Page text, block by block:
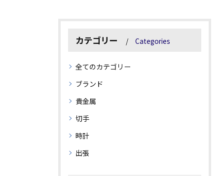
カテゴリー Categories
全てのカテゴリー
ブランド
貴金属
切手
時計
出張